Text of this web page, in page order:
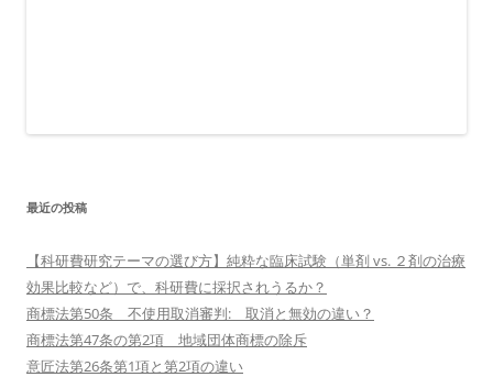
最近の投稿
【科研費研究テーマの選び方】純粋な臨床試験（単剤 vs. ２剤の治療
効果比較など）で、科研費に採択されうるか？
商標法第50条 不使用取消審判: 取消と無効の違い？
商標法第47条の第2項 地域団体商標の除斥
意匠法第26条第1項と第2項の違い